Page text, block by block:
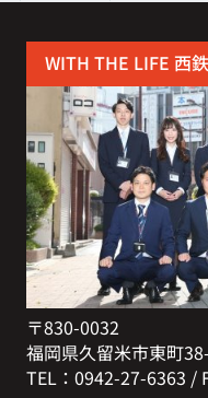
WITH THE LIFE 西
〒830-0032
福岡県久留米市東町
TEL：0942-27-6363 /